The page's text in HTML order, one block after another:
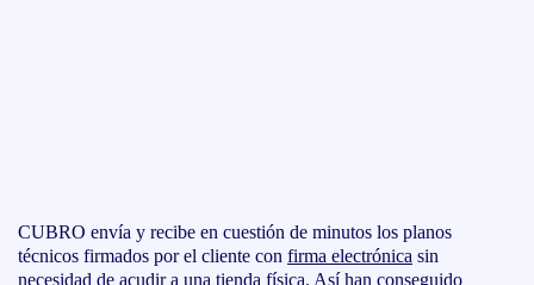
CUBRO envía y recibe en cuestión de minutos los planos
técnicos firmados por el cliente con firma electrónica sin
necesidad de acudir a una tienda física. Así han conseguido